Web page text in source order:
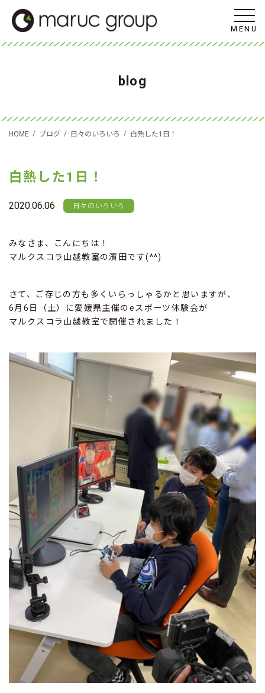
MENU
blog
HOME / ブログ / 日々のいろいろ / 白熱した1日！
白熱した1日！
2020.06.06 日々のいろいろ
みなさま、こんにちは！
マルクスコラ山越教室の濱田です(^^)
さて、ご存じの方も多くいらっしゃるかと思いますが、
6月6日（土）に愛媛県主催のeスポーツ体験会が
マルクスコラ山越教室で開催されました！